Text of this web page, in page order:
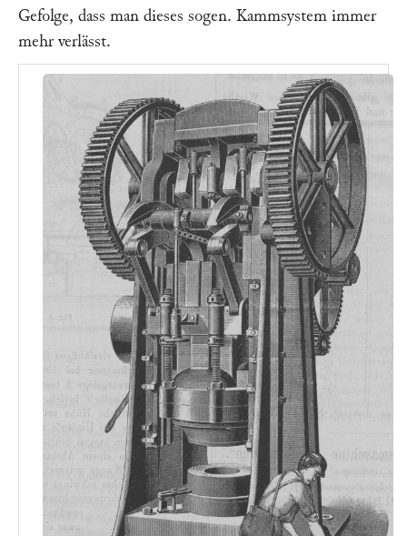
Gefolge, dass man dieses sogen. Kammsystem immer
mehr verlässt.